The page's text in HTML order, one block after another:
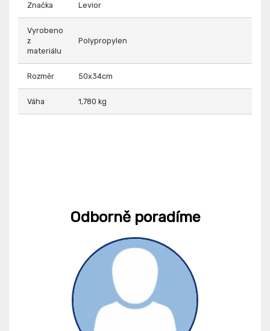
Značka Levior
Vyrobeno
z
materiálu
Polypropylen
Rozměr 50x34cm
Váha 1,780 kg
Odborně poradíme